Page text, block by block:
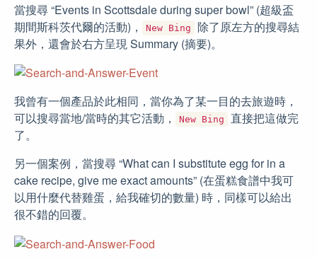
當搜尋 “Events in Scottsdale during super bowl” (超級盃
期間斯科茨代爾的活動)，
New Bing
除了原左方的搜尋結
果外，還會於右方呈現 Summary (摘要)。
我曾有一個產品於此相同，當你為了某一目的去旅遊時，
可以搜尋當地/當時的其它活動，
New Bing
直接把這做完
了。
另一個案例，當搜尋 “What can I substitute egg for in a
cake recipe, give me exact amounts” (在蛋糕食譜中我可
以用什麼代替雞蛋，給我確切的數量) 時，同樣可以給出
很不錯的回覆。